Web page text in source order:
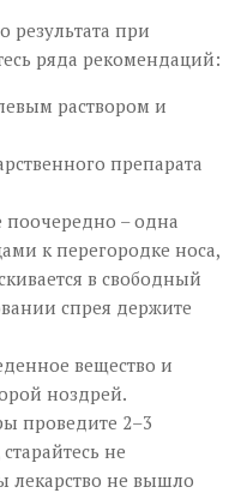
результата при
ряда рекомендаций:
раствором и
препарата
поочередно – одна
к перегородке носа,
в свободный
спрея держите
вещество и
ноздрей.
проведите 2–3
не
лекарство не вышло